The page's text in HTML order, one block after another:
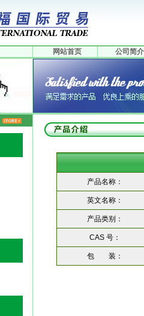
网站首页 公司简介
产品名称：
英文名称：
产品类别：
CAS 号：
包 装：